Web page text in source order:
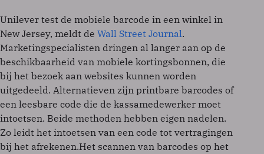
Unilever test de mobiele barcode in een winkel in
New Jersey, meldt de Wall Street Journal.
Marketingspecialisten dringen al langer aan op de
beschikbaarheid van mobiele kortingsbonnen, die
bij het bezoek aan websites kunnen worden
uitgedeeld. Alternatieven zijn printbare barcodes of
een leesbare code die de kassamedewerker moet
intoetsen. Beide methoden hebben eigen nadelen.
Zo leidt het intoetsen van een code tot vertragingen
bij het afrekenen.Het scannen van barcodes op het